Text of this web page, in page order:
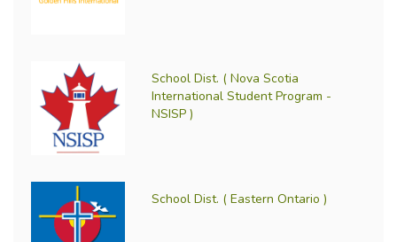
School Dist. ( Nova Scotia
International Student Program -
NSISP )
School Dist. ( Eastern Ontario )